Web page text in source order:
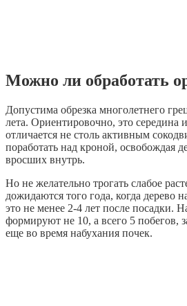
Можно ли обработать
Допустима обрезка многолетнего
лета. Ориентировочно, это середина
отличается не столь активным
поработать над кроной, освобождая
вросших внутрь.
Но не желательно трогать слабое
дожидаются того года, когда дерево
это не менее 2-4 лет после посадки.
формируют не 10, а всего 5 побегов,
еще во время набухания почек.